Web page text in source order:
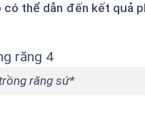
thể dẫn đến kết quả
răng sứ*